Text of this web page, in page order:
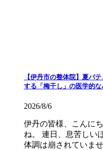
【伊丹市の整体院】夏バ
する「梅干し」の医学的な
2026/8/6
伊丹の皆様、こんに
ね。 連日、息苦しい
体調は崩されていま